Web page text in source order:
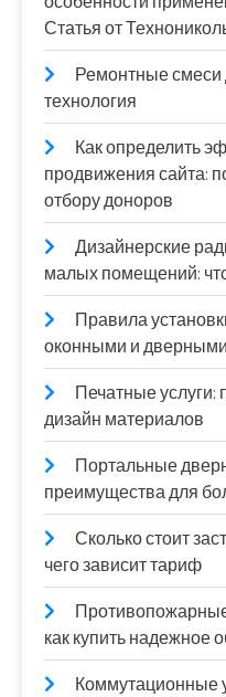
Статья от
Ремонтные смеси
технология
Как определить
продвижения сайта:
отбору доноров
Дизайнерские
малых помещений:
Правила
оконными и
Печатные
дизайн материалов
Портальные
преимущества для
Сколько стоит
чего зависит тариф
как купить надежное
Коммутационные